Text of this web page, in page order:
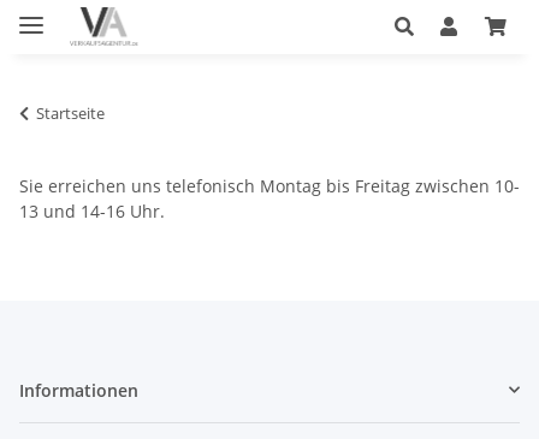
Startseite
Sie erreichen uns telefonisch Montag bis Freitag zwischen 10-
13 und 14-16 Uhr.
Informationen